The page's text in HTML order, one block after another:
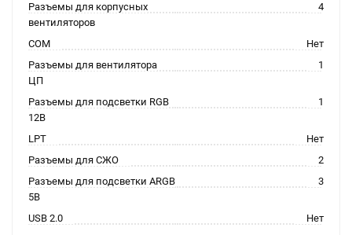
Разъемы для корпусных
вентиляторов
4
COM
Нет
Разъемы для вентилятора
ЦП
1
Разъемы для подсветки RGB
12В
1
LPT
Нет
Разъемы для СЖО
2
Разъемы для подсветки ARGB
5В
3
USB 2.0
Нет